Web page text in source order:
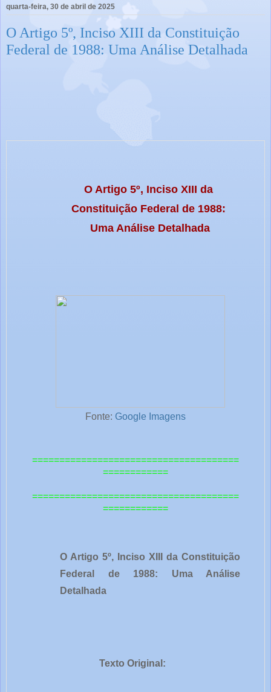
quarta-feira, 30 de abril de 2025
O Artigo 5º, Inciso XIII da Constituição
Federal de 1988: Uma Análise Detalhada
O Artigo 5º, Inciso XIII da
Constituição Federal de 1988:
Uma Análise Detalhada
Fonte: Google Imagens
======================================
============
======================================
============
O Artigo 5º, Inciso XIII da Constituição
Federal de 1988: Uma Análise
Detalhada
Texto Original: